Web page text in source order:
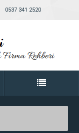
0537 341 2520